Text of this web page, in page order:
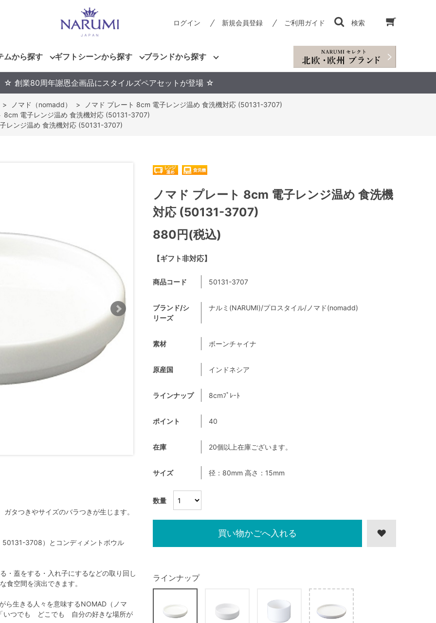
ログイン 新規会員登録 ご利用ガイド 検索
ムから探す ギフトシーンから探す ブランドから探す
☆ 創業80周年謝恩企画品にスタイルズペアセットが登場 ☆
> ノマド（nomadd） >
ノマド プレート 8cm 電子レンジ温め 食洗機対応 (50131-3707)
8cm 電子レンジ温め 食洗機対応 (50131-3707)
レンジ温め 食洗機対応 (50131-3707)
タつきやサイズのバラつきが生じます。
3708）とコンディメントボウル
・蓋をする・入れ子にするなどの取り回し
食空間を演出できます。
ら生きる人々を意味するNOMAD（ノマ
いつでも どこでも 自分の好きな場所が
【ギフト非対応】
ノマド プレート 8cm 電子レンジ温め 食洗機
対応 (50131-3707)
880円(税込)
数量
商品コード 50131-3707
ブランド/シ
リーズ
ナルミ(NARUMI)/プロスタイル/ノマド(nomadd)
素材 ボーンチャイナ
原産国 インドネシア
ラインナップ 8cmﾌﾟﾚｰﾄ
ポイント 40
在庫 20個以上在庫ございます。
サイズ 径：80mm 高さ：15mm
ラインナップ
買い物かごへ入れる